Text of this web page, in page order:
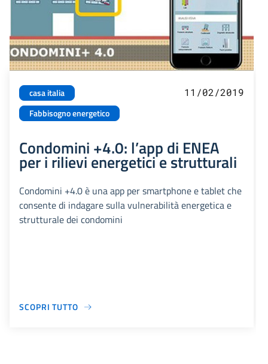
casa italia
Fabbisogno energetico
11/02/2019
Condomini +4.0: l’app di ENEA
per i rilievi energetici e strutturali
Condomini +4.0 è una app per smartphone e tablet che
consente di indagare sulla vulnerabilità energetica e
strutturale dei condomini
SCOPRI TUTTO